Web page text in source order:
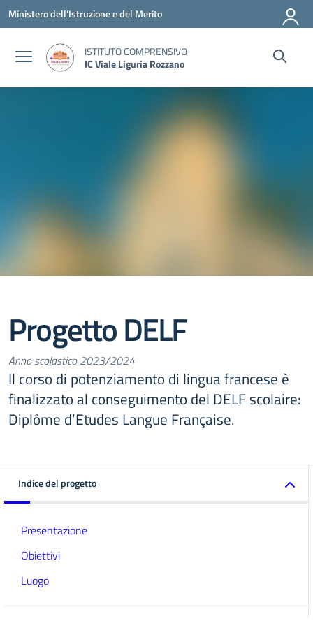
Vai ai contenuti
Vai al menu di navigazione
Vai al footer
Ministero dell'Istruzione e del Merito
ISTITUTO COMPRENSIVO
IC Viale Liguria Rozzano
Progetto DELF
Anno scolastico 2023/2024
Il corso di potenziamento di lingua francese è
finalizzato al conseguimento del DELF scolaire:
Diplôme d’Etudes Langue Française.
Indice del progetto
Presentazione
Obiettivi
Luogo